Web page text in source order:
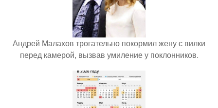
Андрей Малахов трогательно покормил жену с вилки
перед камерой, вызвав умиление у поклонников.